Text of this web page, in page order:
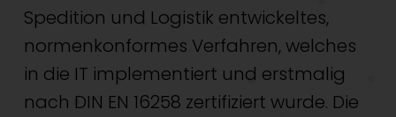
Spedition und Logistik entwickeltes,
normenkonformes Verfahren, welches
in die IT implementiert und erstmalig
nach DIN EN 16258 zertifiziert wurde. Die